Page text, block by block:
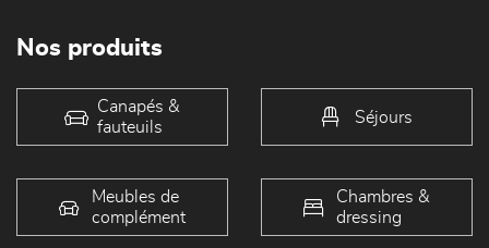
Nos produits
Canapés &
fauteuils
Séjours
Meubles de
complément
Chambres &
dressing